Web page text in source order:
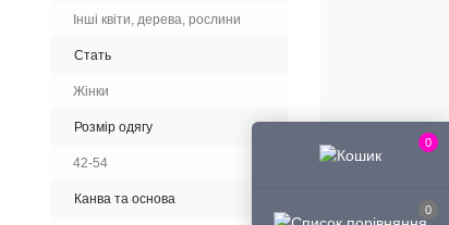
0
0
Інші квіти, дерева, рослини
Стать
Жінки
Розмір одягу
42-54
Канва та основа